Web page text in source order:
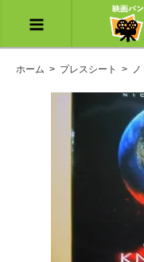
ホーム > プレスシート > ノ